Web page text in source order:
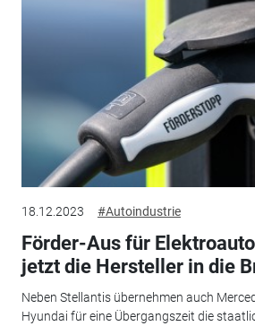
18.12.2023 #Autoindustrie
Förder-Aus für
jetzt die Hersteller in die
Neben Stellantis übernehmen auch
Hyundai für eine Übergangszeit die